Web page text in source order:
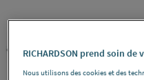
REF :
RICHARDSON prend soin de
Nous utilisons des cookies et des